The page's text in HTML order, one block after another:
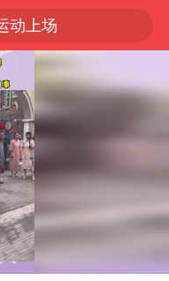
动上场
女儿买大牌
泸溪河：桃酥吃出金属牙冠视频不实
瞬间
三”但要降薪1000元